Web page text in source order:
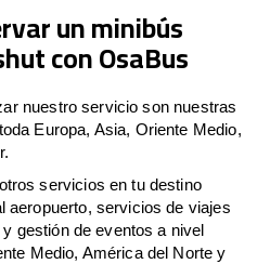
un minibús
con OsaBus
nuestro servicio son nuestras
Europa, Asia, Oriente Medio,
servicios en tu destino
aeropuerto, servicios de viajes
gestión de eventos a nivel
Medio, América del Norte y